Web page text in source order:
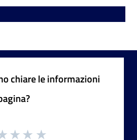
chiare le informazioni